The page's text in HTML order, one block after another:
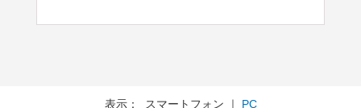
表示： スマートフォン ｜ PC